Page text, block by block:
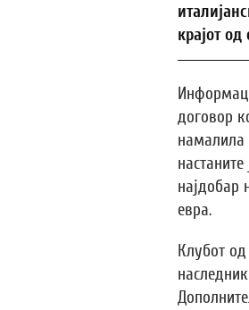
крајот од
договор
намалила
најдобар
евра.
Клубот